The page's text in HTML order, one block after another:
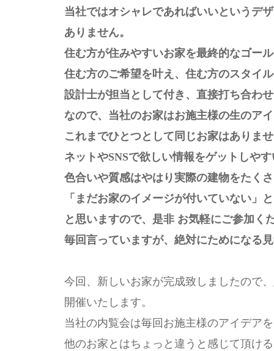
当社ではオシャレであればいいというデ
ありません。
住む方が住みやすいお家を最終的なゴー
住む方のご希望を叶え、住む方のスタイ
設計士が担当として付き、直接打ち合わ
なので、当社のお家はお施主様の生のア
これまでひとつとして同じお家はありま
ネットやSNSで欲しい情報をゲットしや
色合いや質感はやはり実際の建物をたく
「まだお家のイメージが付いていない」
と思いますので、是非 お気軽にご参加く
毎回言っていますが、絶対にためになる
今回、新しいお家が完成致しましたので、
開催いたします。
当社の内覧会は毎回お施主様のアイデア
他のお家とはちょっと違うと感じて頂け